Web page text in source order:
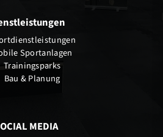
Sportanlagen
Trainingsparks
Bau & Planung
MEDIA